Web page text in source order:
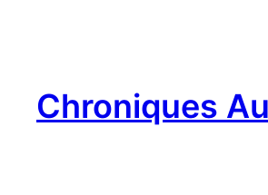
Chroniques